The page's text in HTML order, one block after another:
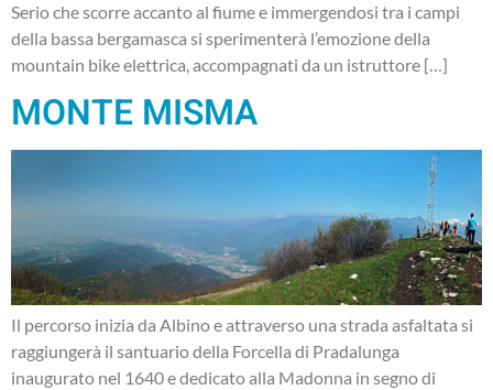
Serio che scorre accanto al fiume e immergendosi tra i campi
della bassa bergamasca si sperimenterà l’emozione della
mountain bike elettrica, accompagnati da un istruttore […]
MONTE MISMA
Il percorso inizia da Albino e attraverso una strada asfaltata si
raggiungerà il santuario della Forcella di Pradalunga
inaugurato nel 1640 e dedicato alla Madonna in segno di